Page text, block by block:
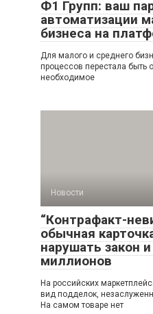
Ф1 Групп: ваш
автоматизации
бизнеса на
Для малого и среднего
процессов перестала быть
необходимое
Новости
“Контрафакт-
обычная
нарушать закон
миллионов
На российских
вид подделок,
На самом товаре нет